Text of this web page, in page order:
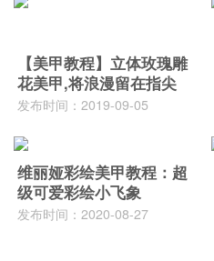
【美甲教程】立体玫瑰雕
花美甲,将浪漫留在指尖
发布时间：2019-09-05
维丽娅彩绘美甲教程：超
级可爱彩绘小飞象
发布时间：2020-08-27